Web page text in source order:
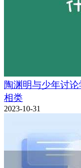
陶渊明与少年讨
相类
2023-10-31